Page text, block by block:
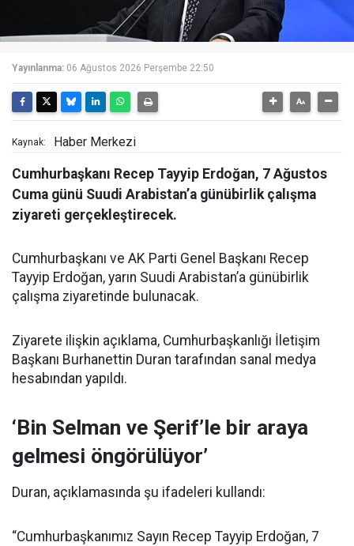
Yayınlanma: 06 Ağustos 2026 Perşembe 22:50
Kaynak: Haber Merkezi
Cumhurbaşkanı Recep Tayyip Erdoğan, 7 Ağustos
Cuma günü Suudi Arabistan’a günübirlik çalışma
ziyareti gerçekleştirecek.
Cumhurbaşkanı ve AK Parti Genel Başkanı Recep
Tayyip Erdoğan, yarın Suudi Arabistan’a günübirlik
çalışma ziyaretinde bulunacak.
Ziyarete ilişkin açıklama, Cumhurbaşkanlığı İletişim
Başkanı Burhanettin Duran tarafından sanal medya
hesabından yapıldı.
‘Bin Selman ve Şerif’le bir araya
gelmesi öngörülüyor’
Duran, açıklamasında şu ifadeleri kullandı:
“Cumhurbaşkanımız Sayın Recep Tayyip Erdoğan, 7